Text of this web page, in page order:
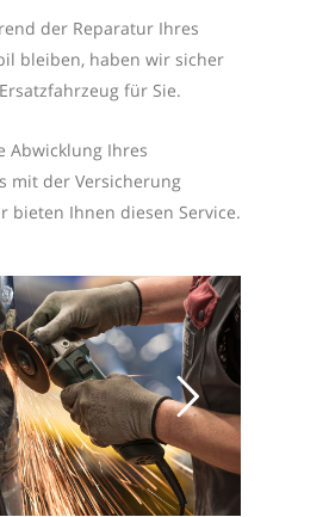
der Reparatur Ihres
bleiben, haben wir sicher
für Sie.
Abwicklung Ihres
mit der Versicherung
bieten Ihnen diesen Service.